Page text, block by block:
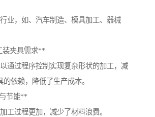
业，如、汽车制造、模具加工、器械
装夹具需求**
通过程序控制实现复杂形状的加工，减
的依赖，降低了生产成本。
节能**
工过程更加，减少了材料浪费。